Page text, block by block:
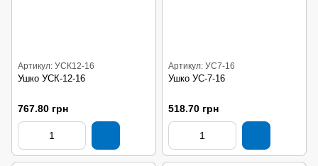
Артикул: УСК12-16
Ушко УСК-12-16
767.80 грн
Артикул: УС7-16
Ушко УС-7-16
518.70 грн